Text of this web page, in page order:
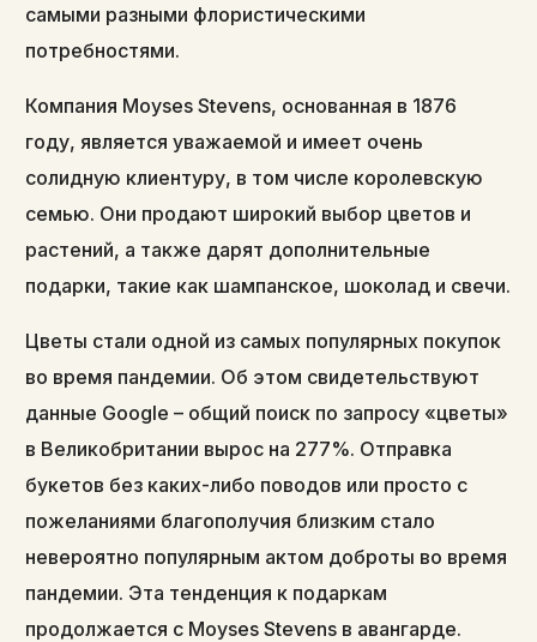
самыми разными флористическими
потребностями.
Компания Moyses Stevens, основанная в 1876
году, является уважаемой и имеет очень
солидную клиентуру, в том числе королевскую
семью. Они продают широкий выбор цветов и
растений, а также дарят дополнительные
подарки, такие как шампанское, шоколад и свечи.
Цветы стали одной из самых популярных покупок
во время пандемии. Об этом свидетельствуют
данные Google – общий поиск по запросу «цветы»
в Великобритании вырос на 277%. Отправка
букетов без каких-либо поводов или просто с
пожеланиями благополучия близким стало
невероятно популярным актом доброты во время
пандемии. Эта тенденция к подаркам
продолжается с Moyses Stevens в авангарде.